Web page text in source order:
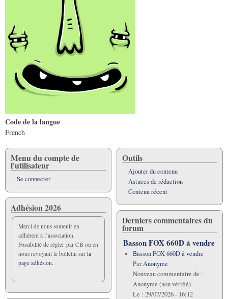
Code de la langue
French
Menu du compte de
l'utilisateur
Se connecter
Adhésion 2026
Merci de nous soutenir en
adhérent à l’association.
Possibilité de régler par CB ou en
nous revoyant le bulletin sur la
page adhésion.
Outils
Ajouter du contenu
Astuces de rédaction
Contenu récent
Derniers commentaires du
forum
Basson FOX 660D á vendre
Basson FOX 660D á vendre
ParAnonyme
Nouveau commentaire de :
Anonyme (non vérifié)
Le : 29/07/2026 - 16:12